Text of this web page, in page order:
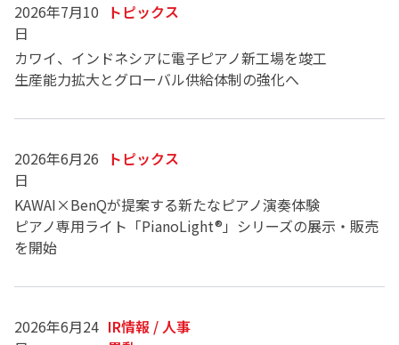
2026年7月10
日
トピックス
カワイ、インドネシアに電子ピアノ新工場を竣工
生産能力拡大とグローバル供給体制の強化へ
2026年6月26
日
トピックス
KAWAI×BenQが提案する新たなピアノ演奏体験
ピアノ専用ライト「PianoLight®」シリーズの展示・販売
を開始
2026年6月24 IR情報 / 人事